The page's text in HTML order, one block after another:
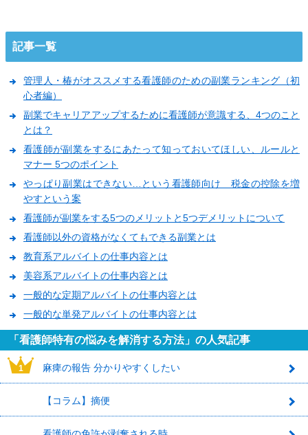
記事一覧
管理人・椿がオススメする看護師のための副業ランキング（初
心者編）
副業でキャリアアップするために看護師が意識する、4つのこと
とは？
看護師が副業をするにあたって知っておいてほしい、ルールと
マナー 5つのポイント
やっぱり副業はできない…という看護師向け 税金の控除を増
やすという案
看護師が副業をする5つのメリットと5つデメリットについて
看護師以外の資格がなくてもできる副業とは
教育系アルバイトの仕事内容とは
美容系アルバイトの仕事内容とは
一般的な定期アルバイトの仕事内容とは
一般的な単発アルバイトの仕事内容とは
「看護師特有の悩みを解消する方法」の人気記事
1 麻痺の報告 分かりやすくしたい
【コラム】摘便